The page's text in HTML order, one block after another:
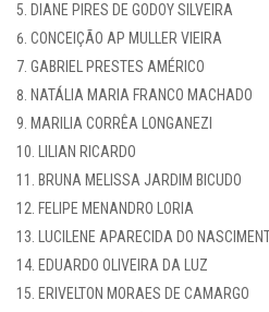
DIANE PIRES DE GODOY SILVEIRA
CONCEIÇÃO AP MULLER VIEIRA
GABRIEL PRESTES AMÉRICO
NATÁLIA MARIA FRANCO MACHADO
MARILIA CORRÊA LONGANEZI
LILIAN RICARDO
BRUNA MELISSA JARDIM BICUDO
FELIPE MENANDRO LORIA
LUCILENE APARECIDA DO
EDUARDO OLIVEIRA DA LUZ
ERIVELTON MORAES DE CAMARGO